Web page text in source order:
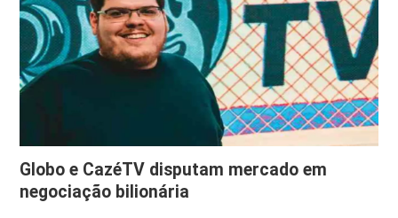
Globo e CazéTV disputam mercado em
negociação bilionária